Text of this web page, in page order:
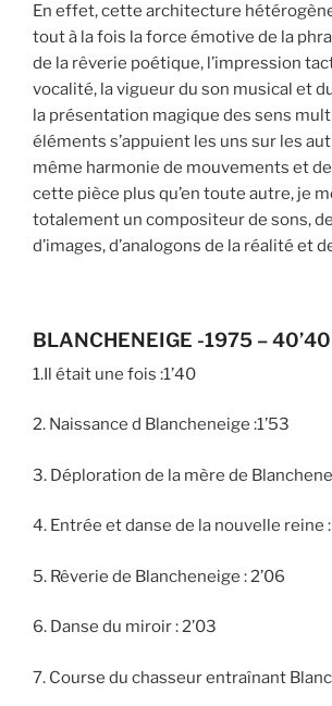
En effet, cette architecture
tout à la fois la force émotive de la
de la rêverie poétique, l’impression
vocalité, la vigueur du son musical et
la présentation magique des sens
éléments s’appuient les uns sur les
même harmonie de mouvements et
cette pièce plus qu’en toute autre, je
totalement un compositeur de sons,
d’images, d’analogons de la réalité et
BLANCHENEIGE -1975 – 40’40
1.Il était une fois :1’40
2. Naissance d Blancheneige :1’53
3. Déploration de la mère de
4. Entrée et danse de la nouvelle reine :
5. Rêverie de Blancheneige : 2’06
6. Danse du miroir : 2’03
7. Course du chasseur entraînant